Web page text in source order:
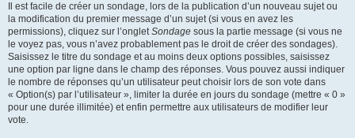
Il est facile de créer un sondage, lors de la publication d’un nouveau sujet ou
la modification du premier message d’un sujet (si vous en avez les
permissions), cliquez sur l’ongletSondage sous la partie message (si vous ne
le voyez pas, vous n’avez probablement pas le droit de créer des sondages).
Saisissez le titre du sondage et au moins deux options possibles, saisissez
une option par ligne dans le champ des réponses. Vous pouvez aussi indiquer
le nombre de réponses qu’un utilisateur peut choisir lors de son vote dans
« Option(s) par l’utilisateur », limiter la durée en jours du sondage (mettre « 0 »
pour une durée illimitée) et enfin permettre aux utilisateurs de modifier leur
vote.